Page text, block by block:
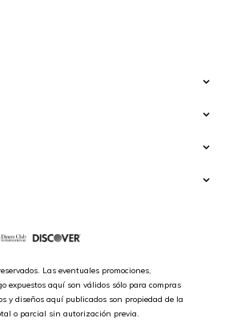
Las eventuales promociones,
expuestos aquí son válidos sólo para compras
y diseños aquí publicados son propiedad de la
o parcial sin autorización previa.